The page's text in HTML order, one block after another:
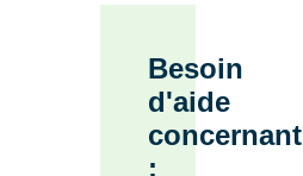
Besoin
d'aide
concernant
: